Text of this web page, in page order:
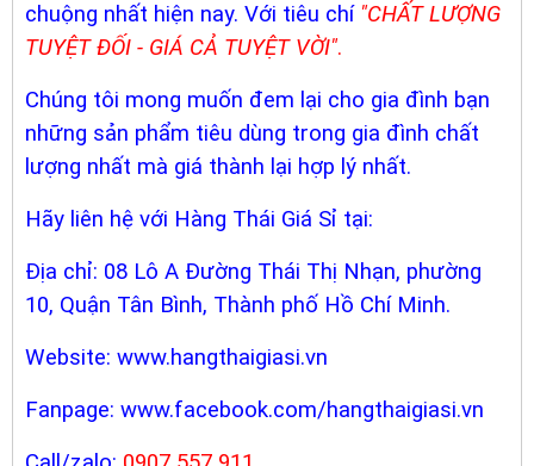
chuộng nhất hiện nay. Với tiêu chí "CHẤT LƯỢNG
TUYỆT ĐỐI - GIÁ CẢ TUYỆT VỜI".
Chúng tôi mong muốn đem lại cho gia đình bạn
những sản phẩm tiêu dùng trong gia đình chất
lượng nhất mà giá thành lại hợp lý nhất.
Hãy liên hệ với Hàng Thái Giá Sỉ tại:
Địa chỉ: 08 Lô A Đường Thái Thị Nhạn, phường
10, Quận Tân Bình, Thành phố Hồ Chí Minh.
Website: www.hangthaigiasi.vn
Fanpage: www.facebook.com/hangthaigiasi.vn